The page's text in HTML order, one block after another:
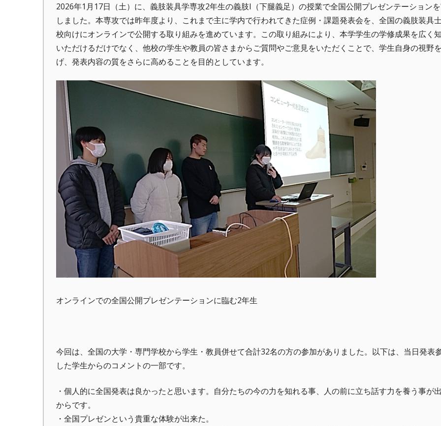
2026年1月17日（土）に、義肢装具学専攻2年生の義肢I（下腿義足）の授業で全国公開プレゼンテーション
しました。本専攻では昨年度より、これまで主に学内で行われてきた症例・課題発表会を、全国の義肢装具
校向けにオンラインで公開する取り組みを進めています。この取り組みにより、本学学生の学修成果を広く
いただけるだけでなく、他校の学生や教員の皆さまからご質問やご意見をいただくことで、学生自身の視野
げ、発表内容の質をさらに高めることを目的としています。
オンラインでの全国公開プレゼンテーションに臨む2年生
今回は、全国の大学・専門学校から学生・教員併せて合計32名の方の参加がありました。以下は、当日発表
した学生からのコメントの一部です。
・個人的に全国発表は良かったと思います。自分たちの今の力を知れる事、人の前に立ち話す力を養う事が
からです。
・全国プレゼンという貴重な体験が出来た。